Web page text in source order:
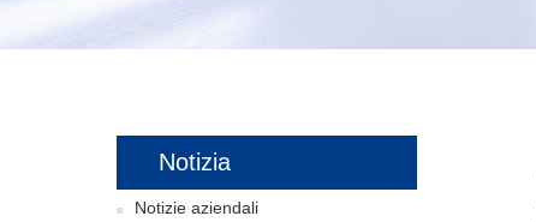
Notizia
Notizie aziendali